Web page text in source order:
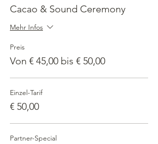
Cacao & Sound Ceremony
Mehr Infos
Preis
Von € 45,00 bis € 50,00
Einzel-Tarif
€ 50,00
Partner-Special